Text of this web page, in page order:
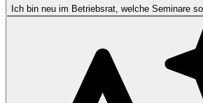
Ich bin neu im Betriebsrat, welche Seminare